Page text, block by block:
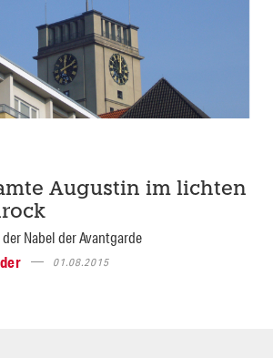
Augustin im lichten
Nabel der Avantgarde
01.08.2015